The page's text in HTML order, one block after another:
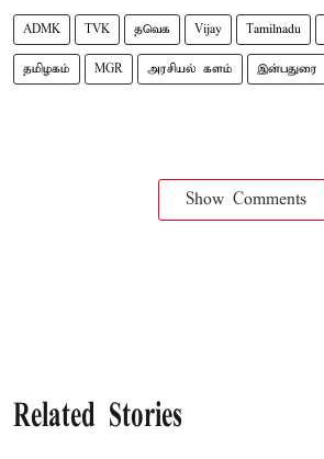
ADMK TVK தவெக Vijay Tamilnadu
தமிழகம் MGR அரசியல் களம் இன்பதுரை
Show Comments
Related Stories